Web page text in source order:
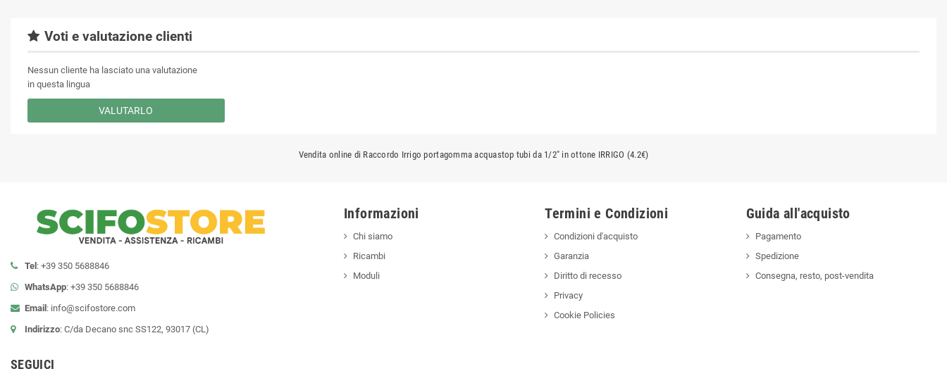
Voti e valutazione clienti
Nessun cliente ha lasciato una valutazione
in questa lingua
VALUTARLO
Vendita online di Raccordo Irrigo portagomma acquastop tubi da 1/2" in ottone IRRIGO (4.2€)
Tel: +39 350 5688846
WhatsApp: +39 350 5688846
Email: info@scifostore.com
Indirizzo: C/da Decano snc SS122, 93017 (CL)
SEGUICI
Informazioni
Chi siamo
Ricambi
Moduli
Termini e Condizioni
Condizioni d'acquisto
Garanzia
Diritto di recesso
Privacy
Cookie Policies
Guida all'acquisto
Pagamento
Spedizione
Consegna, resto, post-vendita